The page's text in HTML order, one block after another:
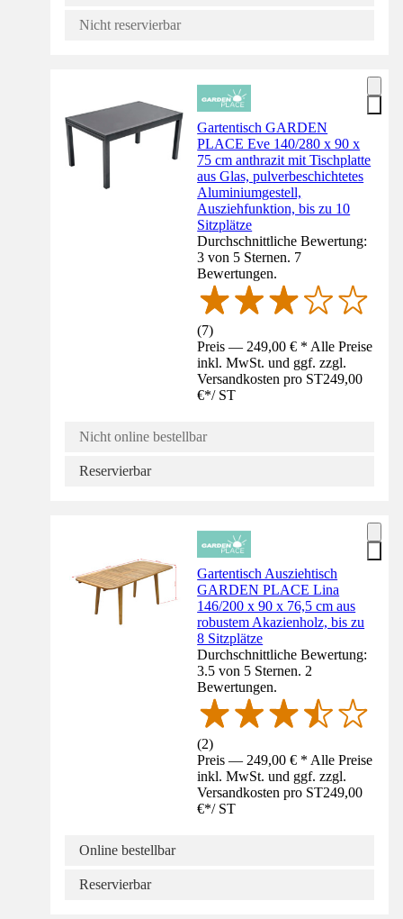
Nicht reservierbar
Gartentisch GARDEN
PLACE Eve 140/280 x 90 x
75 cm anthrazit mit Tischplatte
aus Glas, pulverbeschichtetes
Aluminiumgestell,
Ausziehfunktion, bis zu 10
Sitzplätze
Durchschnittliche Bewertung:
3 von 5 Sternen. 7
Bewertungen.
(7)
Preis — 249,00 € * Alle Preise
inkl. MwSt. und ggf. zzgl.
Versandkosten pro ST249,00
€*/ ST
Nicht online bestellbar
Reservierbar
Gartentisch Ausziehtisch
GARDEN PLACE Lina
146/200 x 90 x 76,5 cm aus
robustem Akazienholz, bis zu
8 Sitzplätze
Durchschnittliche Bewertung:
3.5 von 5 Sternen. 2
Bewertungen.
(2)
Preis — 249,00 € * Alle Preise
inkl. MwSt. und ggf. zzgl.
Versandkosten pro ST249,00
€*/ ST
Online bestellbar
Reservierbar